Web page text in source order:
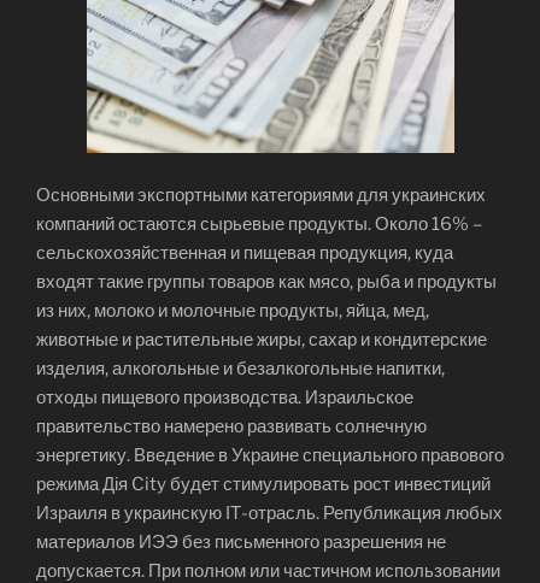
Основными экспортными категориями для украинских
компаний остаются сырьевые продукты. Около 16% –
сельскохозяйственная и пищевая продукция, куда
входят такие группы товаров как мясо, рыба и продукты
из них, молоко и молочные продукты, яйца, мед,
животные и растительные жиры, сахар и кондитерские
изделия, алкогольные и безалкогольные напитки,
отходы пищевого производства. Израильское
правительство намерено развивать солнечную
энергетику. Введение в Украине специального правового
режима Дія City будет стимулировать рост инвестиций
Израиля в украинскую ІТ-отрасль. Републикация любых
материалов ИЭЭ без письменного разрешения не
допускается. При полном или частичном использовании